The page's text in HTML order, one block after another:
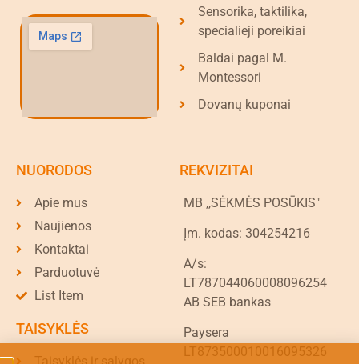
Sensorika, taktilika,
specialieji poreikiai
Baldai pagal M.
Montessori
Dovanų kuponai
NUORODOS
Apie mus
Naujienos
Kontaktai
Parduotuvė
List Item
TAISYKLĖS
REKVIZITAI
MB ,,SĖKMĖS POSŪKIS"
Įm. kodas: 304254216
A/s:
LT787044060008096254
AB SEB bankas
Paysera
LT873500010016095326